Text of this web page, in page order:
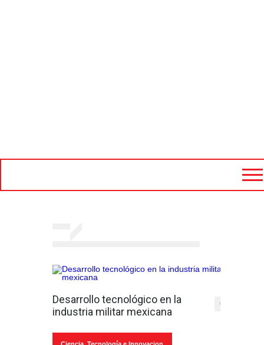
Desarrollo tecnológico en la
industria militar mexicana
0